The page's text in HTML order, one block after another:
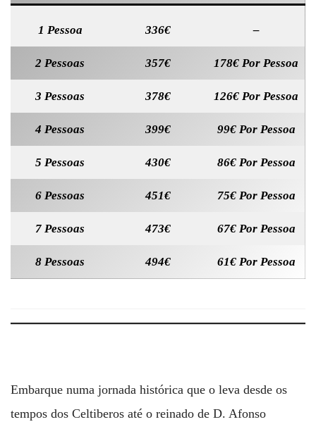
1 Pessoa 336€ –
2 Pessoas 357€ 178€ Por Pessoa
3 Pessoas 378€ 126€ Por Pessoa
4 Pessoas 399€ 99€ Por Pessoa
5 Pessoas 430€ 86€ Por Pessoa
6 Pessoas 451€ 75€ Por Pessoa
7 Pessoas 473€ 67€ Por Pessoa
8 Pessoas 494€ 61€ Por Pessoa
Embarque numa jornada histórica que o leva desde os
tempos dos Celtiberos até o reinado de D. Afonso